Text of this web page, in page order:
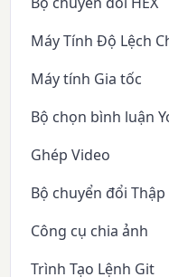
Máy Tính Độ Lệch
Máy tính Gia tốc
Bộ chọn bình luận
Ghép Video
Bộ chuyển đổi
Công cụ chia ảnh
Trình Tạo Lệnh Git